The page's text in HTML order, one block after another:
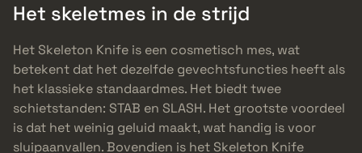
Het skeletmes in de strijd
Het Skeleton Knife is een cosmetisch mes, wat
betekent dat het dezelfde gevechtsfuncties heeft als
het klassieke standaardmes. Het biedt twee
schietstanden: STAB en SLASH. Het grootste voordeel
is dat het weinig geluid maakt, wat handig is voor
sluipaanvallen. Bovendien is het Skeleton Knife